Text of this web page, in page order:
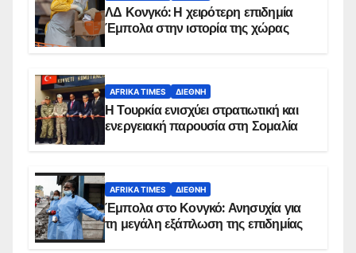
ΛΔ Κονγκό: Η χειρότερη επιδημία
Έμπολα στην ιστορία της χώρας
AFRIKA TIMES ΔΙΕΘΝΉ
Η Τουρκία ενισχύει στρατιωτική και
ενεργειακή παρουσία στη Σομαλία
AFRIKA TIMES ΔΙΕΘΝΉ
Έμπολα στο Κονγκό: Ανησυχία για
τη μεγάλη εξάπλωση της επιδημίας